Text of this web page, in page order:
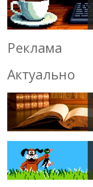
Реклама
Актуально